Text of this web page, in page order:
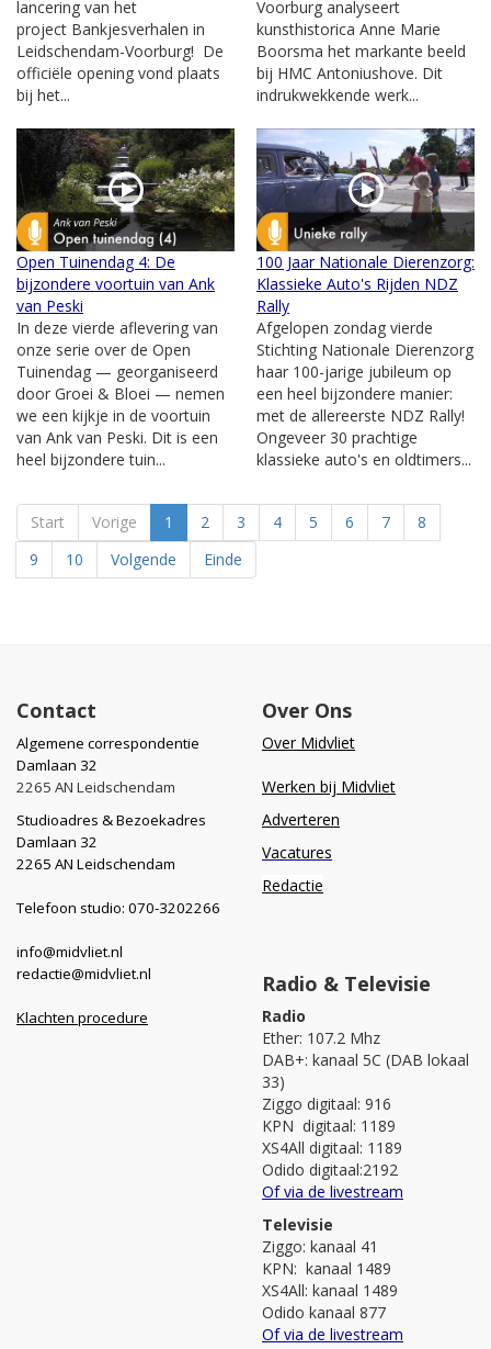
lancering van het
project Bankjesverhalen in
Leidschendam-Voorburg! De
officiële opening vond plaats
bij het...
Voorburg analyseert
kunsthistorica Anne Marie
Boorsma het markante beeld
bij HMC Antoniushove. Dit
indrukwekkende werk...
Open Tuinendag 4: De
bijzondere voortuin van Ank
van Peski
In deze vierde aflevering van
onze serie over de Open
Tuinendag — georganiseerd
door Groei & Bloei — nemen
we een kijkje in de voortuin
van Ank van Peski. Dit is een
heel bijzondere tuin...
100 Jaar Nationale Dierenzorg:
Klassieke Auto's Rijden NDZ
Rally
Afgelopen zondag vierde
Stichting Nationale Dierenzorg
haar 100-jarige jubileum op
een heel bijzondere manier:
met de allereerste NDZ Rally!
Ongeveer 30 prachtige
klassieke auto's en oldtimers...
Start Vorige 1 2 3 4 5 6 7
8
9
10 Volgende Einde
Contact
Algemene correspondentie
Damlaan 32
2265 AN Leidschendam
Studioadres & Bezoekadres
Damlaan 32
2265 AN Leidschendam
Telefoon studio: 070-3202266
info@midvliet.nl
redactie@midvliet.nl
Klachten procedure
Over Ons
Over Midvliet
Werken bij Midvliet
Adverteren
Vacatures
Redactie
Radio & Televisie
Radio
Ether: 107.2 Mhz
DAB+: kanaal 5C (DAB lokaal
33)
Ziggo digitaal: 916
KPN digitaal: 1189
XS4All digitaal: 1189
Odido digitaal:2192
Of via de livestream
Televisie
Ziggo: kanaal 41
KPN: kanaal 1489
XS4All: kanaal 1489
Odido kanaal 877
Of via de livestream